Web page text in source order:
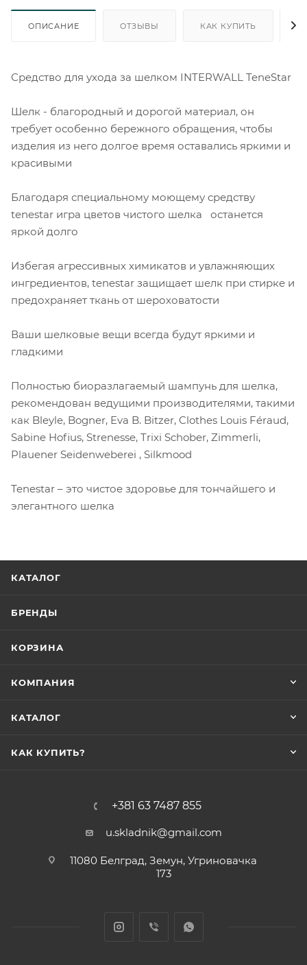
ОПИСАНИЕ ОТЗЫВЫ КАК КУПИТЬ
Средство для ухода за шелком INTERWALL TeneStar
Шелк - благородный и дорогой материал, он
требует особенно бережного обращения, чтобы
изделия из него долгое время оставались яркими и
красивыми
Благодаря специальному моющему средству
tenestar игра цветов чистого шелка останется
яркой долго
Избегая агрессивных химикатов и увлажняющих
ингредиентов, tenestar защищает шелк при стирке и
предохраняет ткань от шероховатости
Ваши шелковые вещи всегда будут яркими и
гладкими
Полностью биоразлагаемый шампунь для шелка,
рекомендован ведущими производителями, такими
как Bleyle, Bogner, Eva B. Bitzer, Clothes Louis Féraud,
Sabine Hofius, Strenesse, Trixi Schober, Zimmerli,
Plauener Seidenweberei , Silkmood
Tenestar – это чистое здоровье для тончайшего и
элегантного шелка
КАТАЛОГ
БРЕНДЫ
КОРЗИНА
КОМПАНИЯ
КАТАЛОГ
КАК КУПИТЬ?
+381 63 7487 855
u.skladnik@gmail.com
11080 Белград, Земун, Угриновачка
173